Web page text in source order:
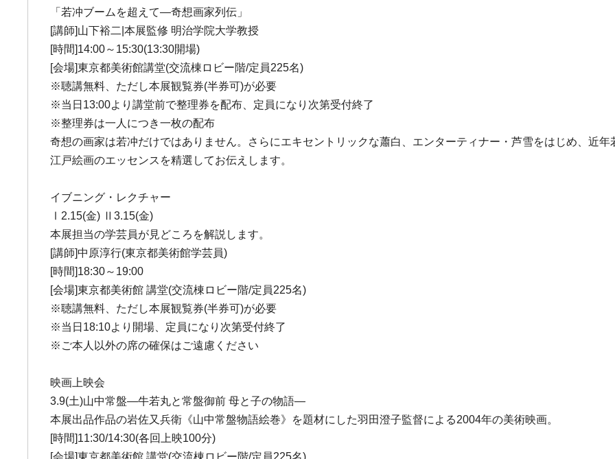
「若冲ブームを超えて―奇想画家列伝」
[講師]山下裕二|本展監修 明治学院大学教授
[時間]14:00～15:30(13:30開場)
[会場]東京都美術館講堂(交流棟ロビー階/定員225名)
※聴講無料、ただし本展観覧券(半券可)が必要
※当日13:00より講堂前で整理券を配布、定員になり次第受付終了
※整理券は一人につき一枚の配布
奇想の画家は若冲だけではありません。さらにエキセントリックな蕭白、エンターティナー・芦雪をはじめ、近
江戸絵画のエッセンスを精選してお伝えします。
イブニング・レクチャー
Ⅰ2.15(金) Ⅱ3.15(金)
本展担当の学芸員が見どころを解説します。
[講師]中原淳行(東京都美術館学芸員)
[時間]18:30～19:00
[会場]東京都美術館 講堂(交流棟ロビー階/定員225名)
※聴講無料、ただし本展観覧券(半券可)が必要
※当日18:10より開場、定員になり次第受付終了
※ご本人以外の席の確保はご遠慮ください
映画上映会
3.9(土)山中常盤―牛若丸と常盤御前 母と子の物語―
本展出品作品の岩佐又兵衛《山中常盤物語絵巻》を題材にした羽田澄子監督による2004年の美術映画。
[時間]11:30/14:30(各回上映100分)
[会場]東京都美術館 講堂(交流棟ロビー階/定員225名)